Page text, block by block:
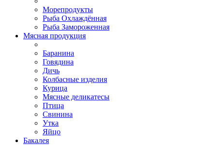
Морепродукты
Рыба Охлаждённая
Рыба Замороженная
Мясная продукция
Баранина
Говядина
Дичь
Колбасные изделия
Курица
Мясные деликатесы
Птица
Свинина
Утка
Яйцо
Бакалея